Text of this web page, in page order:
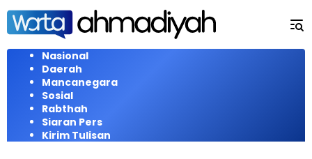
Langsung
konten
Nasional
Daerah
Mancanegara
Sosial
Rabthah
Siaran Pers
Kirim Tulisan